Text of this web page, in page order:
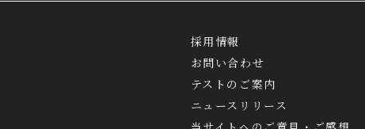
採用情報
お問い合わせ
テストのご案内
ニュースリリース